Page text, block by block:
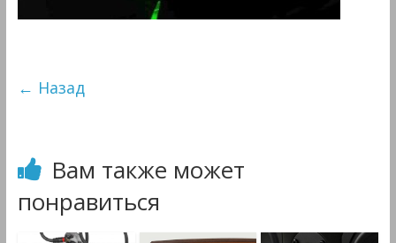
← Назад
Вам также может
понравиться